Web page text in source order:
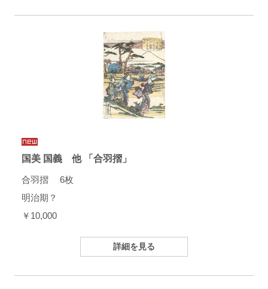
国美 国義 他 「合羽摺」
合羽摺 6枚
明治期？
￥10,000
詳細を見る